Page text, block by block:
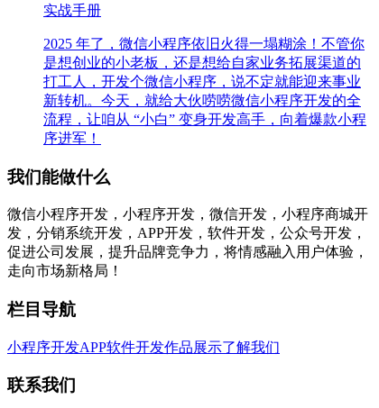
实战手册
2025 年了，微信小程序依旧火得一塌糊涂！不管你
是想创业的小老板，还是想给自家业务拓展渠道的
打工人，开发个微信小程序，说不定就能迎来事业
新转机。今天，就给大伙唠唠微信小程序开发的全
流程，让咱从 “小白” 变身开发高手，向着爆款小程
序进军！
我们能做什么
微信小程序开发，小程序开发，微信开发，小程序商城开
发，分销系统开发，APP开发，软件开发，公众号开发，
促进公司发展，提升品牌竞争力，将情感融入用户体验，
走向市场新格局！
栏目导航
小程序开发APP软件开发作品展示了解我们
联系我们